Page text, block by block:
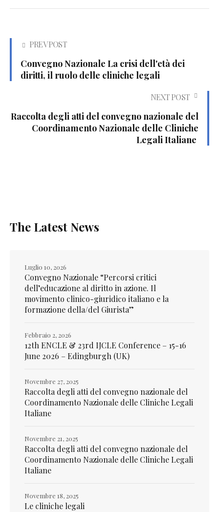
PREV POST
Convegno Nazionale La crisi dell'età dei
diritti, il ruolo delle cliniche legali
NEXT POST
Raccolta degli atti del convegno nazionale del
Coordinamento Nazionale delle Cliniche
Legali Italiane
The Latest News
Convegno Nazionale “Percorsi critici
dell’educazione al diritto in azione. Il
movimento clinico-giuridico italiano e la
formazione della/del Giurista”
Luglio 10, 2026
12th ENCLE & 23rd IJCLE Conference – 15-16
June 2026 – Edingburgh (UK)
Febbraio 2, 2026
Raccolta degli atti del convegno nazionale del
Coordinamento Nazionale delle Cliniche Legali
Italiane
Novembre 27, 2025
Raccolta degli atti del convegno nazionale del
Coordinamento Nazionale delle Cliniche Legali
Italiane
Novembre 21, 2025
Le cliniche legali
Novembre 18, 2025